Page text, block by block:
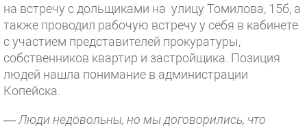
на встречу с дольщиками на улицу Томилова, 15б, а
также проводил рабочую встречу у себя в кабинете
с участием представителей прокуратуры,
собственников квартир и застройщика. Позиция
людей нашла понимание в администрации
Копейска.
— Люди недовольны, но мы договорились, что